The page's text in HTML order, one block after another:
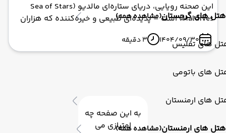
هتل های گرجستان(مشاهده همه)
های تفلیس
های باتومی
های ارمنستان
هتل های ارمنستان(مشاهده همه)
این صحنه رویایی، دریای ستاره‌ای مالدیو (Sea of Stars
Maldives) است – پدیده‌ای طبیعی و خیره‌کننده که هزاران
گردشگر را هر سال به جزایر مالدیو می‌کشاند. انگار وارد
دنیای فیلم آواتار شده‌اید، اما این بار واقعی! اگر به دنبال
تجربه‌ای منحصربه‌فرد و رمانتیک هستید، تور مالدیو ابرآسا
پرواز با پکیج‌های لوکس و ارزان، شما را مستقیم به قلب این
جادو می‌برد.
1404/09/30 3 دقیقه
به این صفحه چه
امتیازی می